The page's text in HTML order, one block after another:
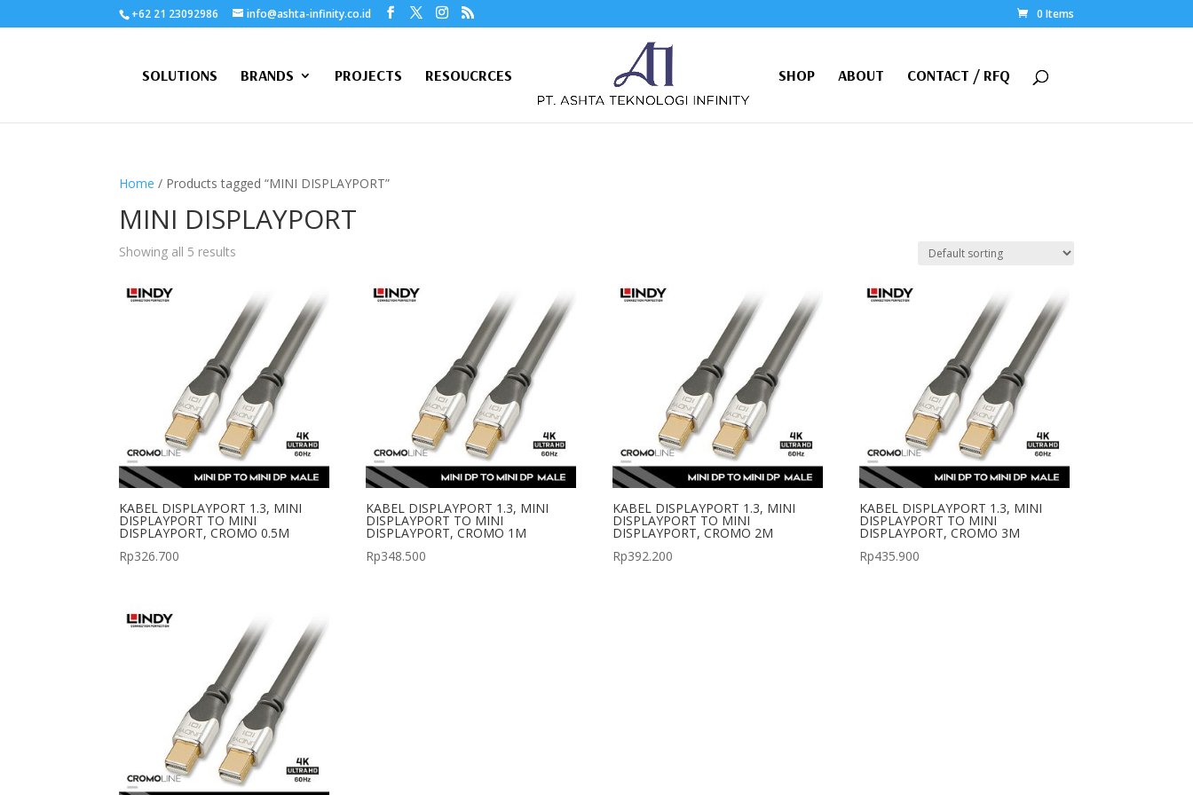
+62 21 23092986 info@ashta-infinity.co.id 0 Items
SOLUTIONS BRANDS PROJECTS RESOUCRCES SHOP ABOUT CONTACT / RFQ
Home / Products tagged “MINI DISPLAYPORT”
MINI DISPLAYPORT
Showing all 5 results
KABEL DISPLAYPORT 1.3, MINI
DISPLAYPORT TO MINI
DISPLAYPORT, CROMO 0.5M
Rp326.700
KABEL DISPLAYPORT 1.3, MINI
DISPLAYPORT TO MINI
DISPLAYPORT, CROMO 1M
Rp348.500
KABEL DISPLAYPORT 1.3, MINI
DISPLAYPORT TO MINI
DISPLAYPORT, CROMO 2M
Rp392.200
KABEL DISPLAYPORT 1.3, MINI
DISPLAYPORT TO MINI
DISPLAYPORT, CROMO 3M
Rp435.900